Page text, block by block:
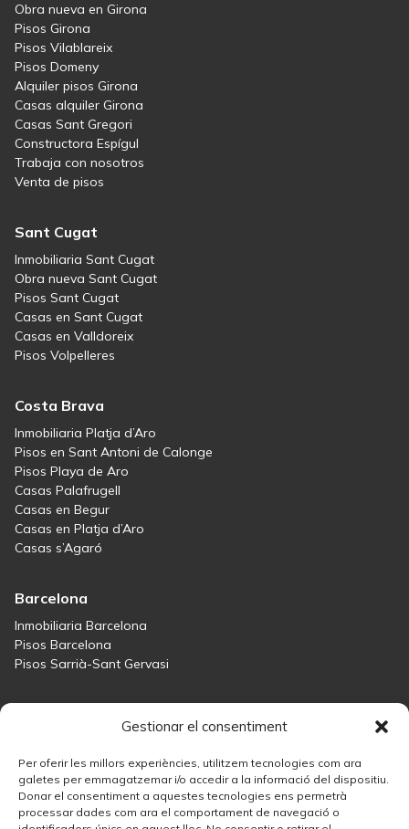
Gestionar el consentiment
Per oferir les millors experiències, utilitzem tecnologies com ara
galetes per emmagatzemar i/o accedir a la informació del dispositiu.
Donar el consentiment a aquestes tecnologies ens permetrà
processar dades com ara el comportament de navegació o
Obra nueva en Girona
Pisos Girona
Pisos Vilablareix
Pisos Domeny
Alquiler pisos Girona
Casas alquiler Girona
Casas Sant Gregori
Constructora Espígul
Trabaja con nosotros
Venta de pisos
Sant Cugat
Inmobiliaria Sant Cugat
Obra nueva Sant Cugat
Pisos Sant Cugat
Casas en Sant Cugat
Casas en Valldoreix
Pisos Volpelleres
Costa Brava
Inmobiliaria Platja d’Aro
Pisos en Sant Antoni de Calonge
Pisos Playa de Aro
Casas Palafrugell
Casas en Begur
Casas en Platja d’Aro
Casas s’Agaró
Barcelona
Inmobiliaria Barcelona
Pisos Barcelona
Pisos Sarrià-Sant Gervasi
Casas en venta en Sant Andreu de Llavaneres
Casas en venta en Tiana
Casas en venta en Teià
Casas en venta Maresme